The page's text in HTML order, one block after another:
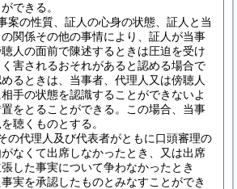
できる。
案の性質、証人の心身の状態、証人と当
関係その他の事情により、証人が当事
人の面前で陳述するときは圧迫を受け
害されるおそれがあると認める場合で
るときは、当事者、代理人又は傍聴人
手の状態を認識することができないよ
をとることができる。
この場合、当事
聴くものとする。
の代理人及び代表者がともに口頭審理の
なくて出席しなかったとき、又は出席
した事実について争わなかったとき
実を承認したものとみなすことができ